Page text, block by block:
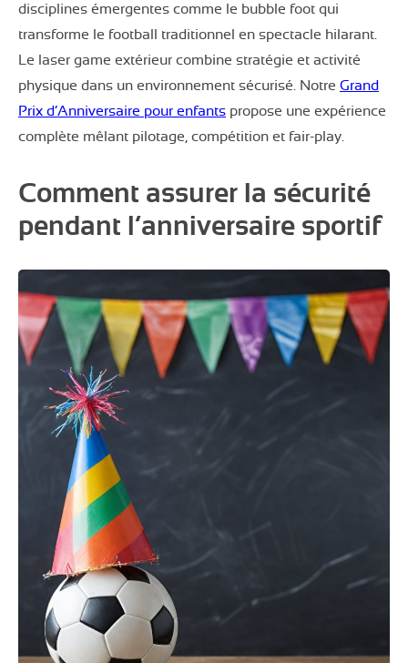
disciplines émergentes comme le bubble foot qui
transforme le football traditionnel en spectacle hilarant.
Le laser game extérieur combine stratégie et activité
physique dans un environnement sécurisé. Notre Grand
Prix d’Anniversaire pour enfants propose une expérience
complète mêlant pilotage, compétition et fair-play.
Comment assurer la sécurité
pendant l’anniversaire sportif